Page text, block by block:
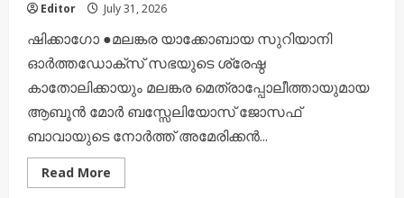
Editor July 31, 2026
ഷിക്കാഗോ ●മലങ്കര യാക്കോബായ സുറിയാനി
ഓർത്തഡോക്സ് സഭയുടെ ശ്രേഷ്ഠ
കാതോലിക്കായും മലങ്കര മെത്രാപ്പോലീത്തായുമായ
ആബൂന്‍ മോര്‍ ബസ്സേലിയോസ് ജോസഫ്
ബാവായുടെ നോര്‍ത്ത് അമേരിക്കന്‍...
Read More
more